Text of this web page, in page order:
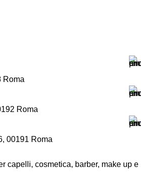
Roma
Roma
00191 Roma
capelli, cosmetica, barber, make up e